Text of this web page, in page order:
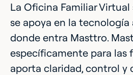
La Oficina Familiar
se apoya en la tecnología
donde entra Masttro.
específicamente para las
aporta claridad, control y